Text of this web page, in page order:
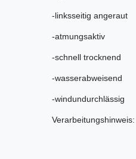
-linksseitig angeraut
-atmungsaktiv
-schnell trocknend
-wasserabweisend
-windundurchlässig